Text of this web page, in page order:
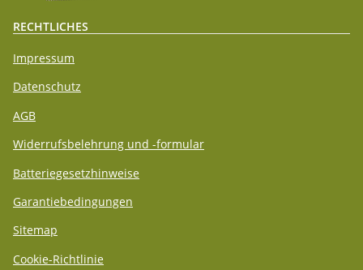
RECHTLICHES
Impressum
Datenschutz
AGB
Widerrufsbelehrung und -formular
Batteriegesetzhinweise
Garantiebedingungen
Sitemap
Cookie-Richtlinie